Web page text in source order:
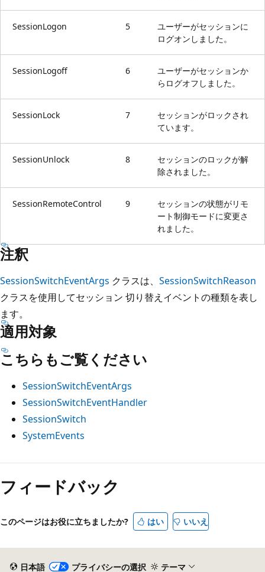
SessionLogon 5
ユーザーがセッションに
ログオンしました。
SessionLogoff 6
ユーザーがセッションか
らログオフしました。
SessionLock 7
セッションがロックされ
ています。
SessionUnlock 8
セッションのロックが解
除されました。
SessionRemoteControl 9
セッションの状態がリモ
ート制御モードに変更さ
れました。
注釈
SessionSwitchEventArgs クラスは、 SessionSwitchReason
クラスを使用してセッション 切り替えイベントの種類を表し
ます。
適用対象
こちらもご覧ください
SessionSwitchEventArgs
SessionSwitchEventHandler
SessionSwitch
SystemEvents
読
取
モ
フィードバック
このページはお役に立ちましたか? はい いいえ
日本語 プライバシーの選択 テーマ